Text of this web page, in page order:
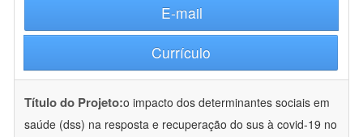
E-mail
Currículo
Título do Projeto:o impacto dos determinantes sociais em
saúde (dss) na resposta e recuperação do sus à covid-19 no